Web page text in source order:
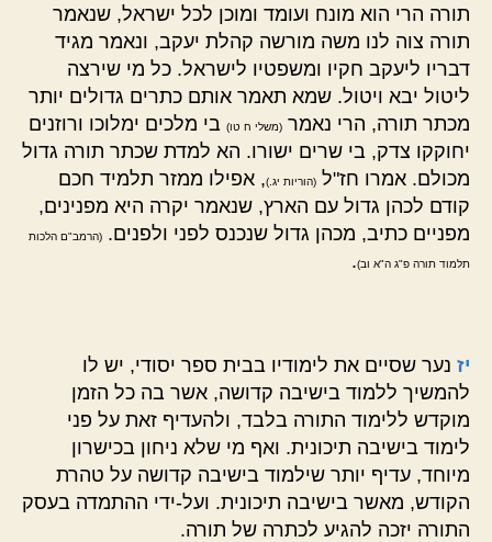
תורה הרי הוא מונח ועומד ומוכן לכל ישראל, שנאמר
תורה צוה לנו משה מורשה קהלת יעקב, ונאמר מגיד
דבריו ליעקב חקיו ומשפטיו לישראל. כל מי שירצה
ליטול יבא ויטול. שמא תאמר אותם כתרים גדולים יותר
מכתר תורה, הרי נאמר (משלי ח טו) בי מלכים ימלוכו ורוזנים
יחוקקו צדק, בי שרים ישורו. הא למדת שכתר תורה גדול
מכולם. אמרו חז"ל (הוריות יג.), אפילו ממזר תלמיד חכם
קודם לכהן גדול עם הארץ, שנאמר יקרה היא מפנינים,
מפניים כתיב, מכהן גדול שנכנס לפני ולפנים. (הרמב"ם הלכות
תלמוד תורה פ"ג ה"א וב).
יז נער שסיים את לימודיו בבית ספר יסודי, יש לו
להמשיך ללמוד בישיבה קדושה, אשר בה כל הזמן
מוקדש ללימוד התורה בלבד, ולהעדיף זאת על פני
לימוד בישיבה תיכונית. ואף מי שלא ניחון בכישרון
מיוחד, עדיף יותר שילמוד בישיבה קדושה על טהרת
הקודש, מאשר בישיבה תיכונית. ועל-ידי ההתמדה בעסק
התורה יזכה להגיע לכתרה של תורה.